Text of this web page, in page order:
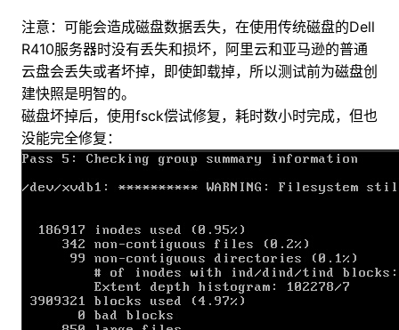
注意：可能会造成磁盘数据丢失，在使用传统磁盘的Dell
R410服务器时没有丢失和损坏，阿里云和亚马逊的普通
云盘会丢失或者坏掉，即使卸载掉，所以测试前为磁盘创
建快照是明智的。
磁盘坏掉后，使用fsck偿试修复，耗时数小时完成，但也
没能完全修复：